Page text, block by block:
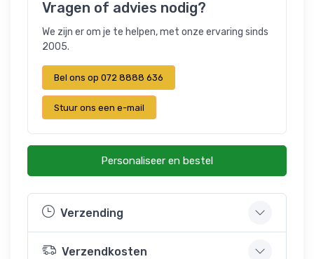
Vragen of advies nodig?
We zijn er om je te helpen, met onze ervaring sinds
2005.
Bel ons op 072 8888 636
Stuur ons een e-mail
Personaliseer en bestel
Verzending
Verzendkosten